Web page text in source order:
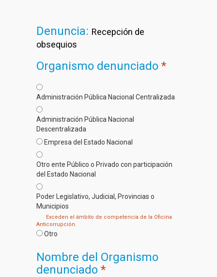
Denuncia: Recepción de
obsequios
Organismo denunciado *
Administración Pública Nacional Centralizada
Administración Pública Nacional
Descentralizada
Empresa del Estado Nacional
Otro ente Público o Privado con participación
del Estado Nacional
Poder Legislativo, Judicial, Provincias o
Municipios
Exceden el ámbito de competencia de la Oficina
Anticorrupción.
Otro
Nombre del Organismo
denunciado *